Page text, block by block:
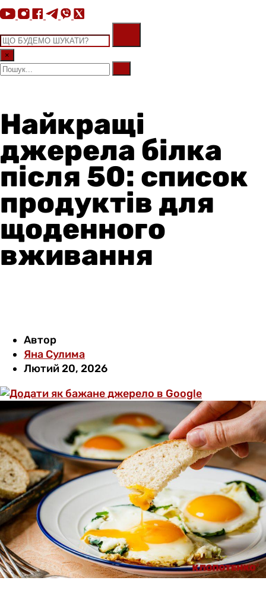
×
Найкращі
джерела білка
після 50: список
продуктів для
щоденного
вживання
Автор
Яна Сулима
Лютий 20, 2026